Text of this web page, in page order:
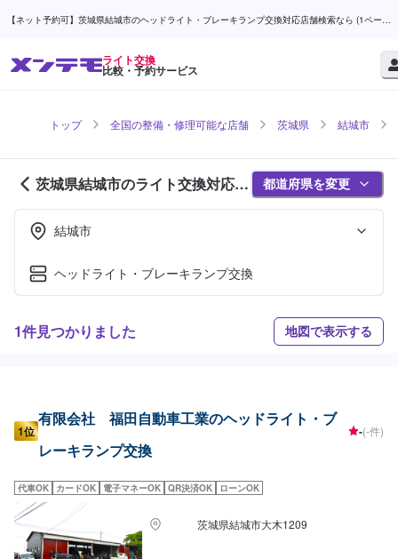
【ネット予約可】茨城県結城市のヘッドライト・ブレーキランプ交換対応店舗検索なら (1ページ
ライト交換
比較・予約サービス
トップ 全国の整備・修理可能な店舗 茨城県 結城市
茨城県結城市のライト交換対応店
舗紹介 (1ページ目)
都道府県を変更
結城市
ヘッドライト・ブレーキランプ交換
1件見つかりました 地図で表示する
1位
有限会社 福田自動車工業のヘッドライト・ブ
レーキランプ交換
-(-件)
代車OK カードOK 電子マネーOK QR決済OK ローンOK
茨城県結城市大木1209